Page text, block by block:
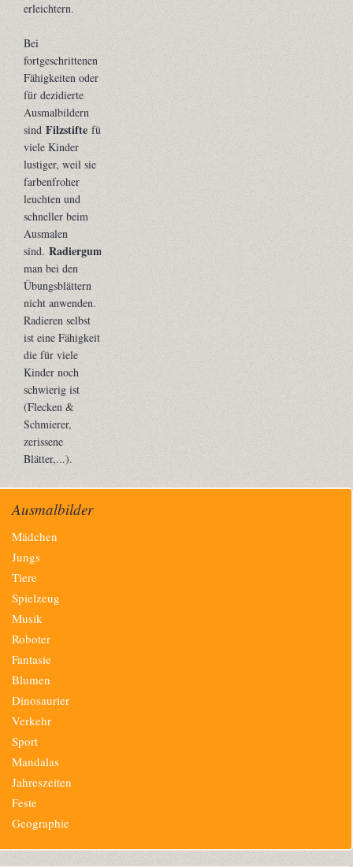
erleichtern.
Bei
fortgeschrittenen
Fähigkeiten oder
für dezidierte
Ausmalbildern
sind Filzstifte für
viele Kinder
lustiger, weil sie
farbenfroher
leuchten und
schneller beim
Ausmalen
sind. Radiergummis
man bei den
Übungsblättern
nicht anwenden.
Radieren selbst
ist eine Fähigkeit
die für viele
Kinder noch
schwierig ist
(Flecken &
Schmierer,
zerissene
Blätter,...).
Ausmalbilder
Navigation
überspringen
Mädchen
Jungs
Tiere
Spielzeug
Musik
Roboter
Fantasie
Blumen
Dinosaurier
Verkehr
Sport
Mandalas
Jahreszeiten
Feste
Geographie